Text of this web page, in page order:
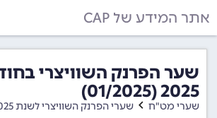
אתר המידע של CAP
שער הפרנק השוויצרי
2025 (01/2025)
שערי מט"ח שערי הפרנק השוויצרי לשנת 2025